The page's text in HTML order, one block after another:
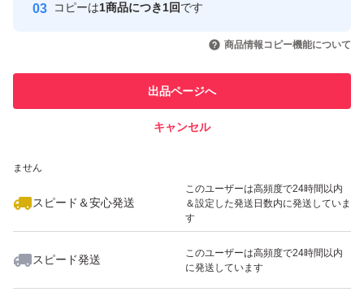
引を完了させた実績があります
での取引実績があります
ません
スピード＆安心発送
このユーザーは高頻度で24時間以内
＆設定した発送日数内に発送していま
す
スピード発送
このユーザーは高頻度で24時間以内
に発送しています
コピーは1商品につき1回です
商品情報コピー機能について
出品ページへ
キャンセル
いいね！
990